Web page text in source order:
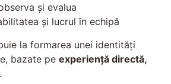
și evalua
și lucrul în echipă
la formarea unei identități
bazate pe experiență directă,
.